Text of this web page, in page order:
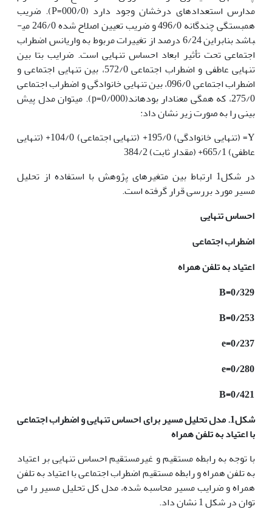
مدارس استعدادهای درخشان وجود دارد (000/0=P). ضریب
همبستگی چندگانه 496/0 و ضریب تعیین اصلاح شده 246/0 می­
باشد بنابراین 6/24 درصد از تغییرات مربوط به واریانس اضطراب
اجتماعی تحت تأثیر ابعاد احساس تنهایی است. ضرایب بتا بین
تنهایی عاطفی و اضطراب اجتماعی 572/0، بین تنهایی اجتماعی و
اضطراب اجتماعی 096/0، بین تنهایی خانوادگی و اضطراب اجتماعی
275/0، که همگی معنادار بوده­اند(p=0/000). می­توان مدل پیش
بینی را به صورت زیر نشان داد:
Y= (تنهایی خانوادگی) 195/0+ (تنهایی اجتماعی) 104/0+ (تنهایی
عاطفی) 665/1+ (مقدار ثابت) 384/2
در شکل1 ارتباط بین متغیرهای پژوهش با استفاده از تحلیل
مسیر مورد بررسی قرار گرفته است.
احساس تنهایی
اضطراب اجتماعی
اعتیاد به تلفن همراه
Β=0/329
Β=0/253
e=0/237
e=0/280
Β=0/421
شکل1. مدل تحلیل مسیر برای
احساس تنهاییواضطراب اجتماعی
بااعتیاد به تلفن همراه
با توجه به رابطه مستقیم و غیرمستقیم احساس تنهایی بر اعتیاد
به تلفن همراه و رابطه مستقیم اضطراب اجتماعی با اعتیاد به تلفن
همراه و ضرایب مسیر محاسبه شده، مدل کل تحلیل مسیر را می
توان در شکل 1 نشان داد.